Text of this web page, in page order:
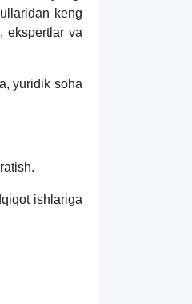
keng
ekspertlar va
yuridik soha
ishlariga